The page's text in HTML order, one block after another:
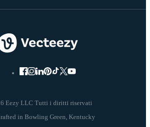
Eezy LLC Tutti i diritti riservati